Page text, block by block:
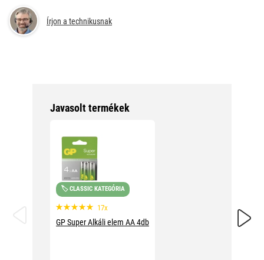
Írjon a technikusnak
Javasolt termékek
🏷️ CLASSIC KATEGÓRIA
17x
GP Super Alkáli elem AA 4db